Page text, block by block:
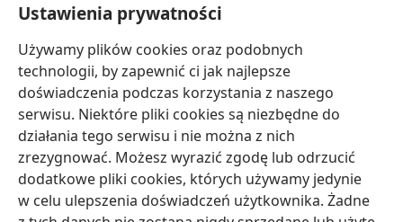
Ustawienia prywatności
Używamy plików cookies oraz podobnych
technologii, by zapewnić ci jak najlepsze
doświadczenia podczas korzystania z naszego
serwisu. Niektóre pliki cookies są niezbędne do
działania tego serwisu i nie można z nich
zrezygnować. Możesz wyrazić zgodę lub odrzucić
dodatkowe pliki cookies, których używamy jedynie
w celu ulepszenia doświadczeń użytkownika. Żadne
„Co oznacza dla nas proroctwo o siedmiu
pasterzach i ośmiu książętach”
w13
15.11 ss. 18-20,
ak. 9-18)
polski Udostępnij Ustawienia
Copyright © 2026 Watch Tower Bible and Tract Society of Pennsylvania